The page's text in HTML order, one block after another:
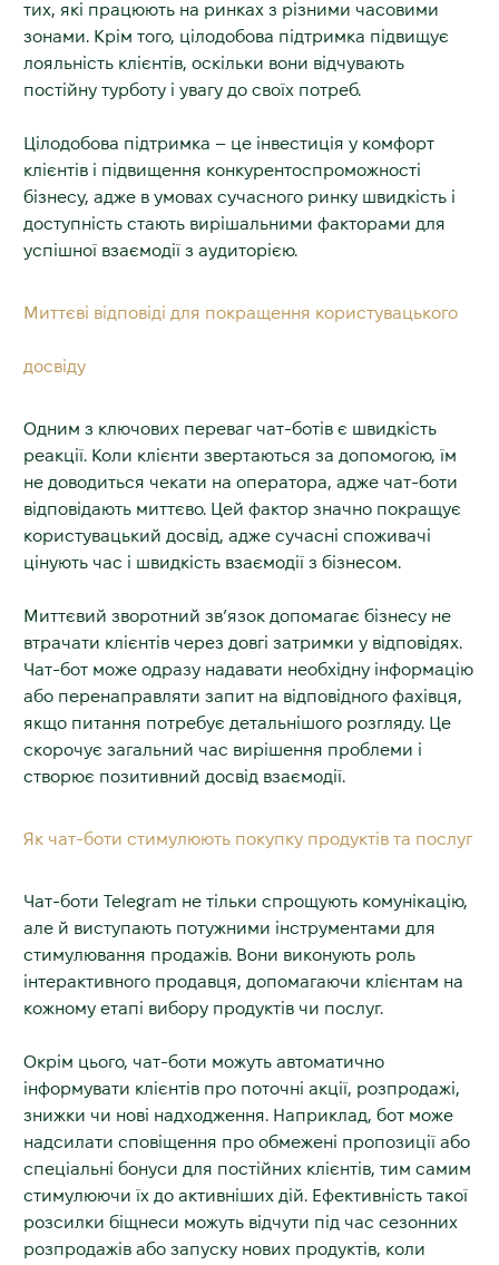
тих, які працюють на ринках з різними часовими
зонами. Крім того, цілодобова підтримка підвищує
лояльність клієнтів, оскільки вони відчувають
постійну турботу і увагу до своїх потреб.
Цілодобова підтримка – це інвестиція у комфорт
клієнтів і підвищення конкурентоспроможності
бізнесу, адже в умовах сучасного ринку швидкість і
доступність стають вирішальними факторами для
успішної взаємодії з аудиторією.
Миттєві відповіді для покращення користувацького
досвіду
Одним з ключових переваг чат-ботів є швидкість
реакції. Коли клієнти звертаються за допомогою, їм
не доводиться чекати на оператора, адже чат-боти
відповідають миттєво. Цей фактор значно покращує
користувацький досвід, адже сучасні споживачі
цінують час і швидкість взаємодії з бізнесом.
Миттєвий зворотний зв’язок допомагає бізнесу не
втрачати клієнтів через довгі затримки у відповідях.
Чат-бот може одразу надавати необхідну інформацію
або перенаправляти запит на відповідного фахівця,
якщо питання потребує детальнішого розгляду. Це
скорочує загальний час вирішення проблеми і
створює позитивний досвід взаємодії.
Як чат-боти стимулюють покупку продуктів та послуг
Чат-боти Telegram не тільки спрощують комунікацію,
але й виступають потужними інструментами для
стимулювання продажів. Вони виконують роль
інтерактивного продавця, допомагаючи клієнтам на
кожному етапі вибору продуктів чи послуг.
Окрім цього, чат-боти можуть автоматично
інформувати клієнтів про поточні акції, розпродажі,
знижки чи нові надходження. Наприклад, бот може
надсилати сповіщення про обмежені пропозиції або
спеціальні бонуси для постійних клієнтів, тим самим
стимулюючи їх до активніших дій. Ефективність такої
розсилки біщнеси можуть відчути під час сезонних
розпродажів або запуску нових продуктів, коли